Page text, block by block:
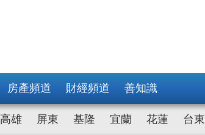
房產頻道 財經頻道 善知識
高雄 屏東 基隆 宜蘭 花蓮 台東